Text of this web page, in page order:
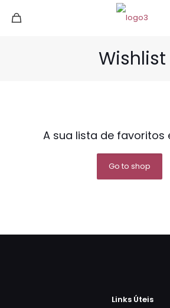
Wishlist
A sua lista de favoritos
Go to shop
Links Úteis